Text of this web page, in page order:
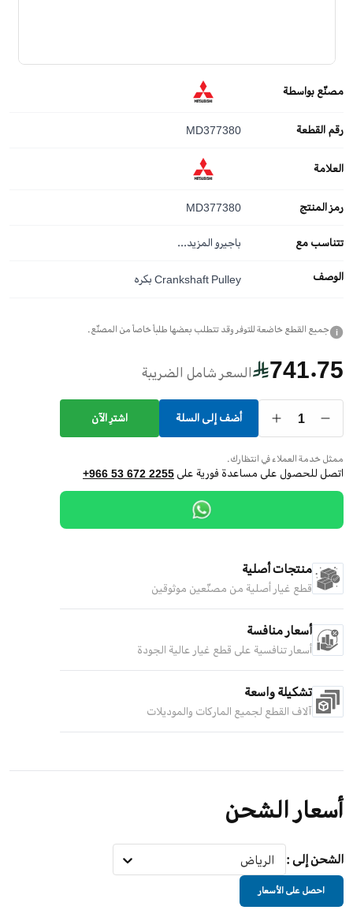
مصنّع بواسطة
رقم القطعة MD377380
العلامة
رمز المنتج MD377380
تتناسب مع باجيرو المزيد...
الوصف Crankshaft Pulley بكره
i جميع القطع خاضعة للتوفر وقد تتطلب بعضها طلباً خاصاً من المصنّع.
741.75 السعر شامل الضريبة
1 أضف إلى السلة اشترِ الآن
ممثل خدمة العملاء في انتظارك.
اتصل للحصول على مساعدة فورية على +966 53 672 2255
منتجات أصلية
قطع غيار أصلية من مصنّعين موثوقين
أسعار منافسة
أسعار تنافسية على قطع غيار عالية الجودة
تشكيلة واسعة
آلاف القطع لجميع الماركات والموديلات
أسعار الشحن
الشحن إلى : الرياض
احصل على الأسعار